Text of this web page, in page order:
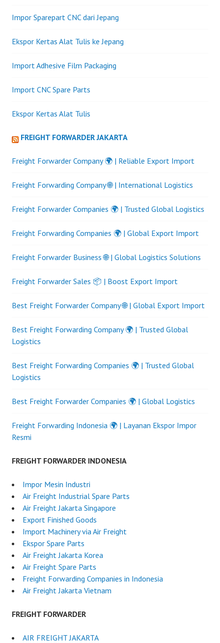
Impor Sparepart CNC dari Jepang
Ekspor Kertas Alat Tulis ke Jepang
Import Adhesive Film Packaging
Import CNC Spare Parts
Ekspor Kertas Alat Tulis
FREIGHT FORWARDER JAKARTA
Freight Forwarder Company 🌍 | Reliable Export Import
Freight Forwarding Company 🌐 | International Logistics
Freight Forwarder Companies 🌍 | Trusted Global Logistics
Freight Forwarding Companies 🌍 | Global Export Import
Freight Forwarder Business 🌐 | Global Logistics Solutions
Freight Forwarder Sales 📦 | Boost Export Import
Best Freight Forwarder Company 🌐 | Global Export Import
Best Freight Forwarding Company 🌍 | Trusted Global
Logistics
Best Freight Forwarding Companies 🌍 | Trusted Global
Logistics
Best Freight Forwarder Companies 🌍 | Global Logistics
Freight Forwarding Indonesia 🌍 | Layanan Ekspor Impor
Resmi
FREIGHT FORWARDER INDONESIA
Impor Mesin Industri
Air Freight Industrial Spare Parts
Air Freight Jakarta Singapore
Export Finished Goods
Import Machinery via Air Freight
Ekspor Spare Parts
Air Freight Jakarta Korea
Air Freight Spare Parts
Freight Forwarding Companies in Indonesia
Air Freight Jakarta Vietnam
FREIGHT FORWARDER
AIR FREIGHT JAKARTA